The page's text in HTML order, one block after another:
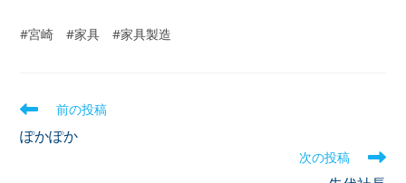
#宮崎 #家具 #家具製造
前の投稿
ぽかぽか
次の投稿